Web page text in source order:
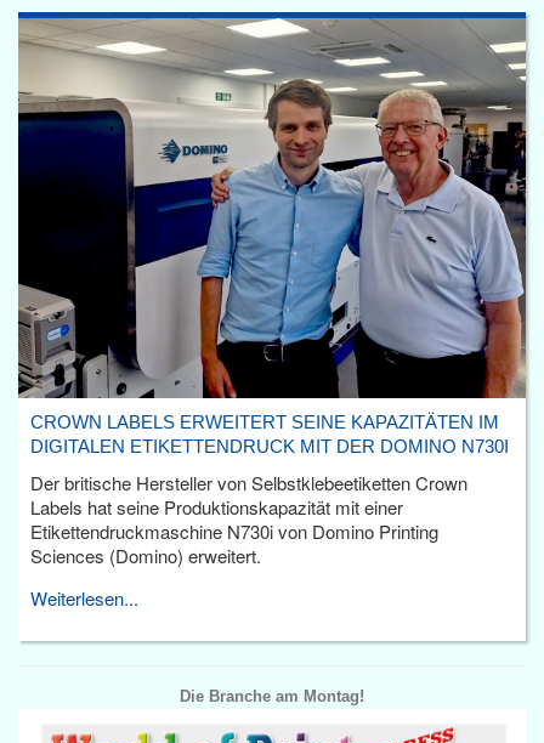
CROWN LABELS ERWEITERT SEINE KAPAZITÄTEN IM
DIGITALEN ETIKETTENDRUCK MIT DER DOMINO N730I
Der britische Hersteller von Selbstklebeetiketten Crown
Labels hat seine Produktionskapazität mit einer
Etikettendruckmaschine N730i von Domino Printing
Sciences (Domino) erweitert.
Weiterlesen...
Die Branche am Montag!